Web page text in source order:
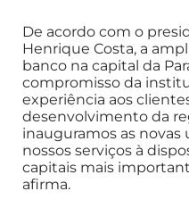
De acordo com o
Henrique Costa, a
banco na capital da
compromisso da
experiência aos
desenvolvimento da
inauguramos as novas
nossos serviços à
capitais mais
afirma.